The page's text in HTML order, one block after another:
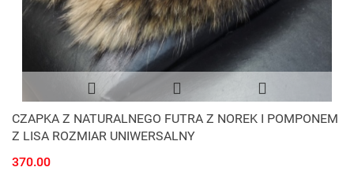
CZAPKA Z NATURALNEGO FUTRA Z NOREK I POMPONEM
Z LISA ROZMIAR UNIWERSALNY
370.00